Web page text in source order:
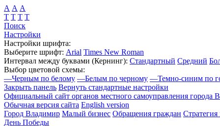
А А А
Т Т Т Т
Поиск
Настройки
Настройки шрифта:
Выберите шрифт: Arial Times New Roman
Интервал между буквами (Кернинг): Стандартный Средний
Выбор цветовой схемы:
—Черным по белому —Белым по черному —Темно-синим по
Закрыть панель Вернуть стандартные настройки
Официальный сайт органов местного самоуправления города
Обычная версия сайта English version
Город Владимир Малый бизнес Обращения граждан Стратегия
День Победы